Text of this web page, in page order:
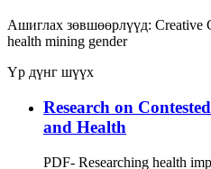
Ашиглах зөвшөөрлүүд: Creative
health mining gender
Үр дүнг шүүх
Research on
and Health
PDF- Researching health